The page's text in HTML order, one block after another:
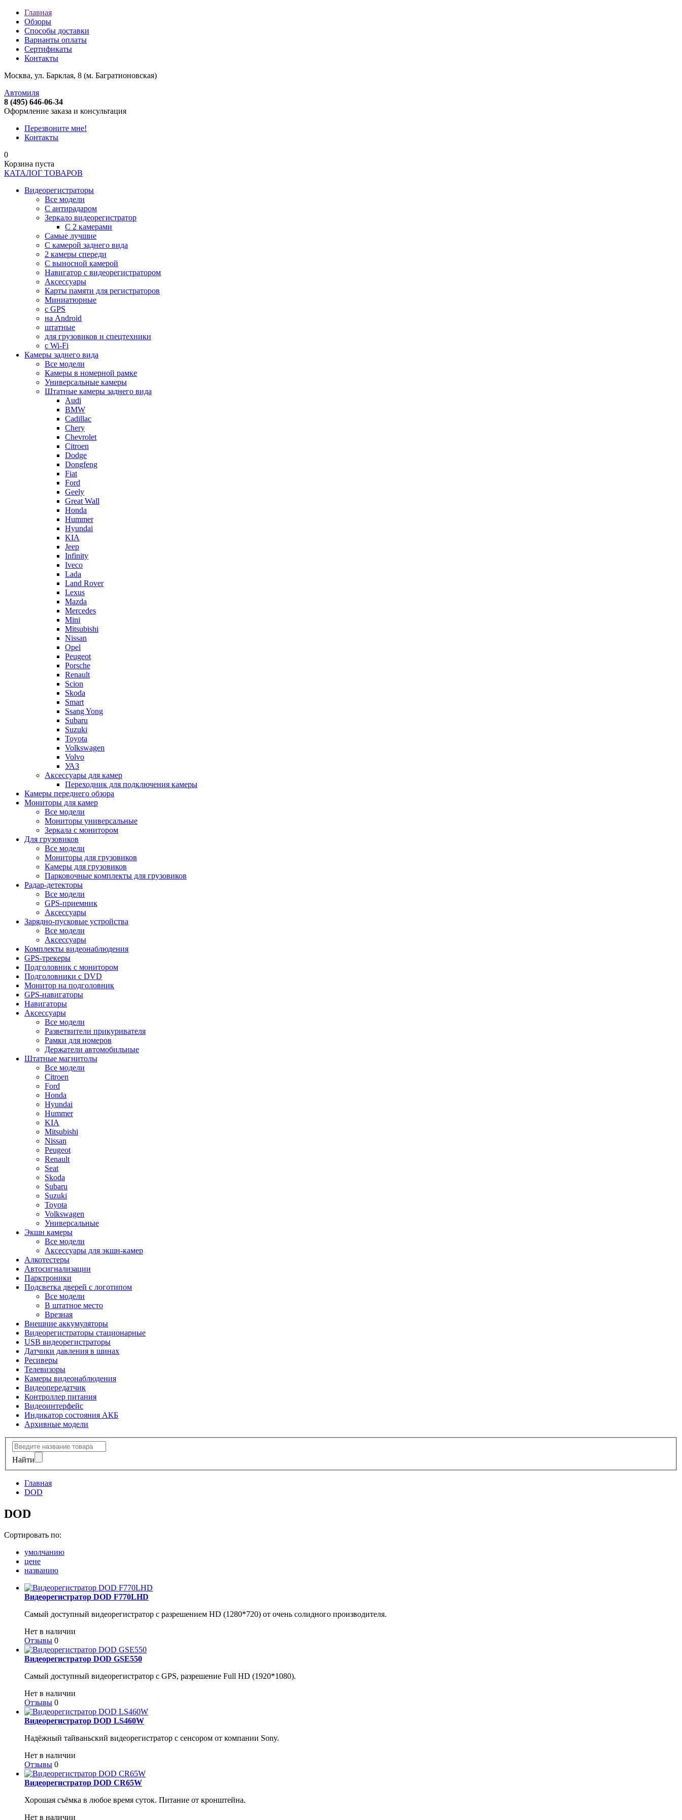
Главная
Обзоры
Способы доставки
Варианты оплаты
Сертификаты
Контакты
Москва, ул. Барклая, 8 (м. Багратионовская)
Автомиля
8 (495) 646-06-34
Оформление заказа и консультация
Перезвоните мне!
Контакты
0
Корзина пуста
КАТАЛОГ ТОВАРОВ
Видеорегистраторы
Все модели
C антирадаром
Зеркало видеорегистратор
С 2 камерами
Самые лучшие
С камерой заднего вида
2 камеры спереди
С выносной камерой
Навигатор с видеорегистратором
Аксессуары
Карты памяти для регистраторов
Миниатюрные
с GPS
на Android
штатные
для грузовиков и спецтехники
с Wi-Fi
Камеры заднего вида
Все модели
Камеры в номерной рамке
Универсальные камеры
Штатные камеры заднего вида
Audi
BMW
Cadillac
Chery
Chevrolet
Citroen
Dodge
Dongfeng
Fiat
Ford
Geely
Great Wall
Honda
Hummer
Hyundai
KIA
Jeep
Infinity
Iveco
Lada
Land Rover
Lexus
Mazda
Mercedes
Mini
Mitsubishi
Nissan
Opel
Peugeot
Porsche
Renault
Scion
Skoda
Smart
Ssang Yong
Subaru
Suzuki
Toyota
Volkswagen
Volvo
УАЗ
Аксессуары для камер
Переходник для подключения камеры
Камеры переднего обзора
Мониторы для камер
Все модели
Мониторы универсальные
Зеркала с монитором
Для грузовиков
Все модели
Мониторы для грузовиков
Камеры для грузовиков
Парковочные комплекты для грузовиков
Радар-детекторы
Все модели
GPS-приемник
Аксессуары
Зарядно-пусковые устройства
Все модели
Аксессуары
Комплекты видеонаблюдения
GPS-трекеры
Подголовник с монитором
Подголовники с DVD
Монитор на подголовник
GPS-навигаторы
Навигаторы
Аксессуары
Все модели
Разветвители прикуривателя
Рамки для номеров
Держатели автомобильные
Штатные магнитолы
Все модели
Citroen
Ford
Honda
Hyundai
Hummer
KIA
Mitsubishi
Nissan
Peugeot
Renault
Seat
Skoda
Subaru
Suzuki
Toyota
Volkswagen
Универсальные
Экшн камеры
Все модели
Аксессуары для экшн-камер
Алкотестеры
Автосигнализации
Парктроники
Подсветка дверей с логотипом
Все модели
В штатное место
Врезная
Внешние аккумуляторы
Видеорегистраторы стационарные
USB видеорегистраторы
Датчики давления в шинах
Ресиверы
Телевизоры
Камеры видеонаблюдения
Видеопередатчик
Контроллер питания
Видеоинтерфейс
Индикатор состояния АКБ
Архивные модели
Найти
Главная
DOD
DOD
Сортировать по:
умолчанию
цене
названию
Видеорегистратор DOD F770LHD
Самый доступный видеорегистратор c разрешением HD (1280*720) от очень солидного производителя.
Нет в наличии
Отзывы 0
Видеорегистратор DOD GSE550
Самый доступный видеорегистратор с GPS, разрешение Full HD (1920*1080).
Нет в наличии
Отзывы 0
Видеорегистратор DOD LS460W
Надёжный тайваньский видеорегистратор с сенсором от компании Sony.
Нет в наличии
Отзывы 0
Видеорегистратор DOD CR65W
Хорошая съёмка в любое время суток. Питание от кронштейна.
Нет в наличии